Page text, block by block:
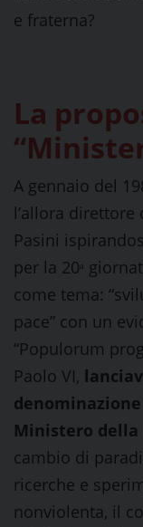
e fraterna?
La
A gennaio del
l’allora direttore
Pasini
per la 20ᵃ
come tema:
pace” con un
“Populorum
Paolo VI,
Ministero della
cambio di
ricerche e
nonviolenta, il